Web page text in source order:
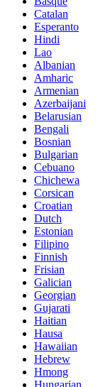
Catalan
Esperanto
Hindi
Lao
Albanian
Amharic
Armenian
Azerbaijani
Belarusian
Bengali
Bosnian
Bulgarian
Cebuano
Chichewa
Corsican
Croatian
Dutch
Estonian
Filipino
Finnish
Frisian
Galician
Georgian
Gujarati
Haitian
Hausa
Hawaiian
Hebrew
Hmong
Hungarian